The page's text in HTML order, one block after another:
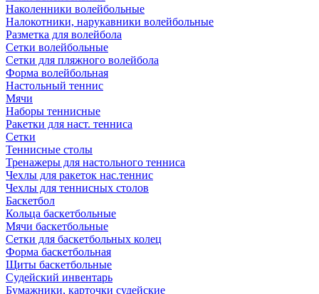
Наколенники волейбольные
Налокотники, нарукавники волейбольные
Разметка для волейбола
Сетки волейбольные
Сетки для пляжного волейбола
Форма волейбольная
Настольный теннис
Мячи
Наборы теннисные
Ракетки для наст. тенниса
Сетки
Теннисные столы
Тренажеры для настольного тенниса
Чехлы для ракеток нас.теннис
Чехлы для теннисных столов
Баскетбол
Кольца баскетбольные
Мячи баскетбольные
Сетки для баскетбольных колец
Форма баскетбольная
Щиты баскетбольные
Судейский инвентарь
Бумажники, карточки судейские